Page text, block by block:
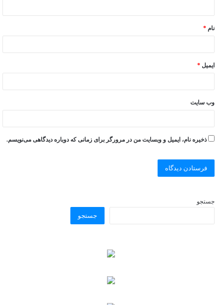
نام *
ایمیل *
وب‌ سایت
ذخیره نام، ایمیل و وبسایت من در مرورگر برای زمانی که دوباره دیدگاهی می‌نویسم.
جستجو
جستجو